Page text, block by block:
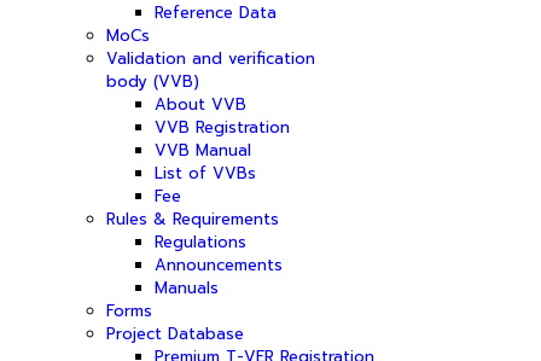
Reference Data
MoCs
Validation and verification
body (VVB)
About VVB
VVB Registration
VVB Manual
List of VVBs
Fee
Rules & Requirements
Regulations
Announcements
Manuals
Forms
Project Database